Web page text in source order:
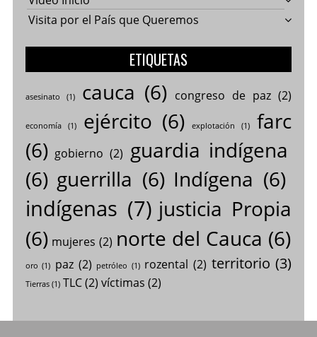
Visita por el País que Queremos
ETIQUETAS
asesinato (1) cauca (6) congreso de paz(2)
economía(1) ejército (6) explotación (1)
farc
(6) gobierno (2) guardia indígena
(6) guerrilla (6) Indígena (6)
indígenas (7) justicia Propia
(6) mujeres (2) norte del Cauca (6)
oro (1) paz (2) petróleo (1) rozental (2) territorio (3)
Tierras(1) TLC(2) víctimas (2)